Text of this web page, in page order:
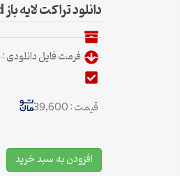
دانلود تراکت لایه باز psdفتوشاپ لوازم التحریر2
فرمت فایل دانلودی : TIF
قیمت : 39,600
افزودن به سبد خرید